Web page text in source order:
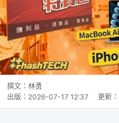
撰文： 林勇
出版： 2026-07-17 12:37 更新：